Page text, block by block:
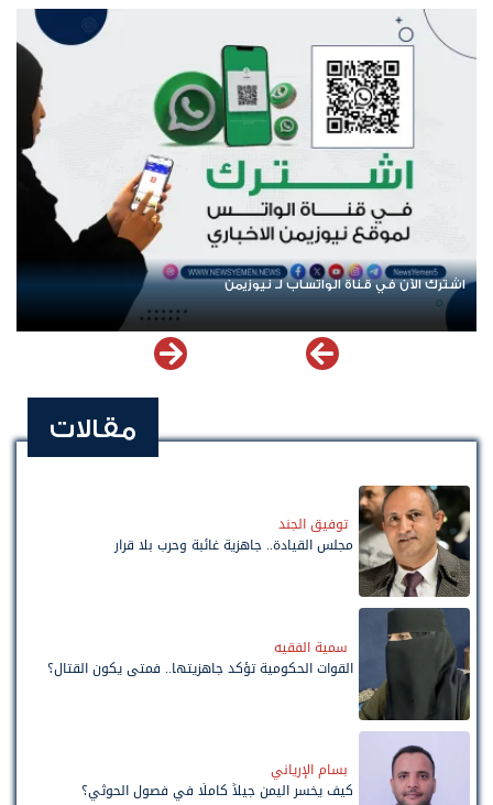
اشترك الآن في قناة الواتساب لـ نيوزيمن
مقالات
توفيق الجند
مجلس القيادة.. جاهزية غائبة وحرب بلا قرار
سمية الفقيه
القوات الحكومية تؤكد جاهزيتها.. فمتى يكون القتال؟
بسام الإرياني
كيف يخسر اليمن جيلاً كاملًا في فصول الحوثي؟